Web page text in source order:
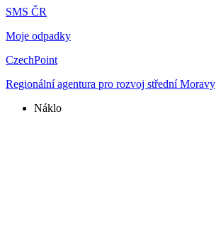
SMS ČR
Moje odpadky
CzechPoint
Regionální agentura pro rozvoj střední Moravy
Náklo